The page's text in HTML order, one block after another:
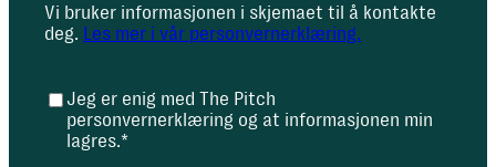
Vi bruker informasjonen i skjemaet til å kontakte
deg. Les mer i vår personvernerklæring.
C Jeg er enig med The Pitch
personvernerklæring og at informasjonen min
lagres.*